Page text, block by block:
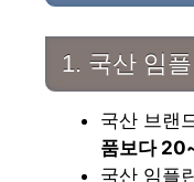
1. 국산 임
국산 브랜
품보다
국산 임플